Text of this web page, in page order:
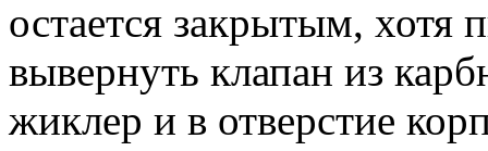
остается закрытым, хотя
вывернуть клапан из
жиклер и в отверстие